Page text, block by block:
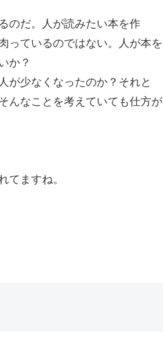
のだ。人が読みたい本を作
っているのではない。人が本を
か？
が少なくなったのか？それと
んなことを考えていても仕方が
てますね。